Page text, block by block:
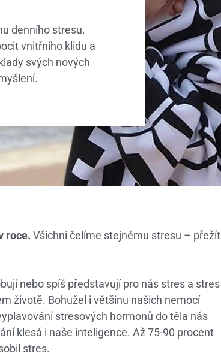
denního stresu.
vnitřního klidu a
svých nových
roce. Všichni čelíme stejnému stresu – přežít
nebo spíš představují pro nás stres a stres
životě. Bohužel i většinu našich nemocí
stresových hormonů do těla nás
klesá i naše inteligence. Až 75-90 procent
stres.